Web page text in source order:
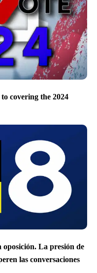
covering the 2024
oposición. La presión de
las conversaciones